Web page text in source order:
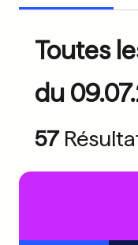
Toutes
du
57